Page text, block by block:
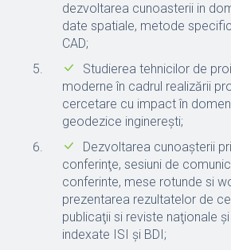
dezvoltarea cunoasterii in
date spatiale, metode
CAD;
Studierea tehnicilor de
moderne în cadrul realizării
cercetare cu impact în
geodezice inginereşti;
Dezvoltarea cunoaşterii
conferinţe, sesiuni de
conferinte, mese rotunde si
prezentarea rezultatelor de
publicaţii si reviste naţionale
indexate ISI și BDI;